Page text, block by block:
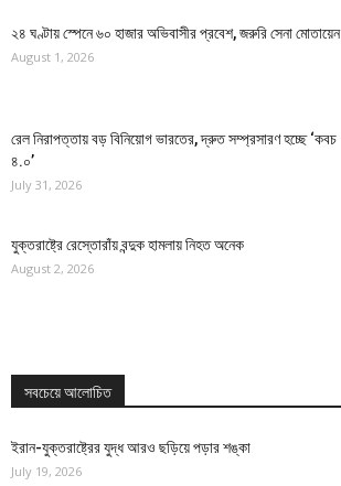
২৪ ঘণ্টায় স্পেনে ৬০ হাজার অভিবাসীর প্রবেশ, জরুরি সেনা মোতায়েন
August 1, 2026
রেল নিরাপত্তায় বড় বিনিয়োগ ভারতের, দ্রুত সম্প্রসারণ হচ্ছে ‘কবচ
৪.০’
July 31, 2026
যুক্তরাষ্ট্রে রেস্তোরাঁয় বন্দুক হামলায় নিহত অনেক
August 2, 2026
সবচেয়ে আলোচিত
ইরান-যুক্তরাষ্ট্রের যুদ্ধ আরও ছড়িয়ে পড়ার শঙ্কা
July 19, 2026